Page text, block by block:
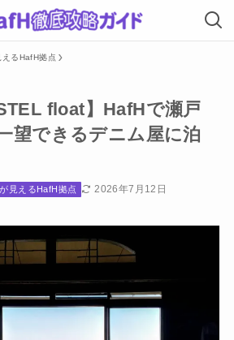
えるHafH拠点
float】HafHで瀬戸
望できるデニム屋に泊
見えるHafH拠点 2026年7月12日